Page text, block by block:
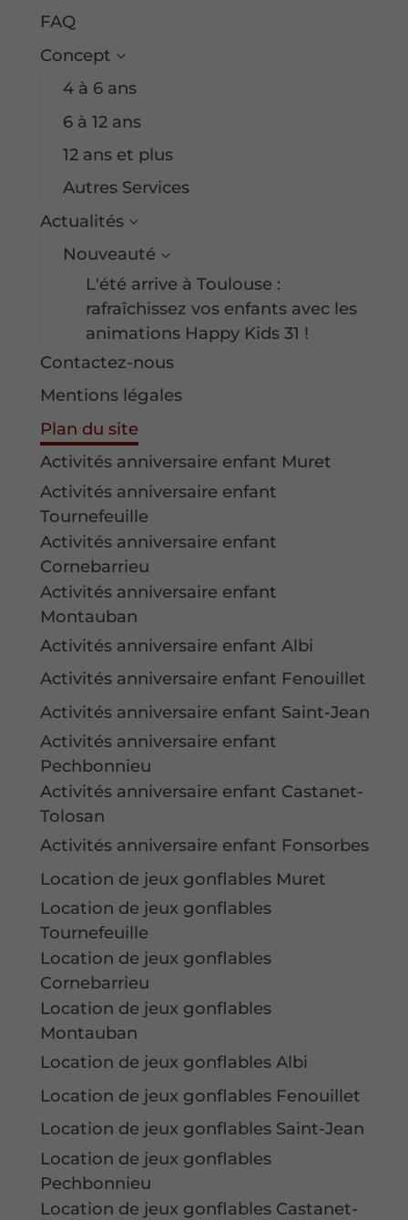
FAQ
Concept
4 à 6 ans
6 à 12 ans
12 ans et plus
Autres Services
Actualités
Nouveauté
L'été arrive à Toulouse :
rafraîchissez vos enfants avec les
animations Happy Kids 31 !
Contactez-nous
Mentions légales
Plan du site
Activités anniversaire enfant Muret
Activités anniversaire enfant
Tournefeuille
Activités anniversaire enfant
Cornebarrieu
Activités anniversaire enfant
Montauban
Activités anniversaire enfant Albi
Activités anniversaire enfant Fenouillet
Activités anniversaire enfant Saint-Jean
Activités anniversaire enfant
Pechbonnieu
Activités anniversaire enfant Castanet-
Tolosan
Activités anniversaire enfant Fonsorbes
Location de jeux gonflables Muret
Location de jeux gonflables
Tournefeuille
Location de jeux gonflables
Cornebarrieu
Location de jeux gonflables
Montauban
Location de jeux gonflables Albi
Location de jeux gonflables Fenouillet
Location de jeux gonflables Saint-Jean
Location de jeux gonflables
Pechbonnieu
Location de jeux gonflables Castanet-